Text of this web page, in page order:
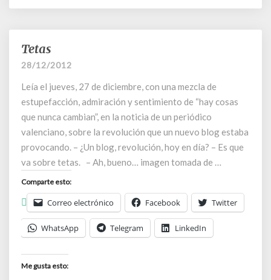
Tetas
Tetas
28/12/2012
Leía el jueves, 27 de diciembre, con una mezcla de
estupefacción, admiración y sentimiento de “hay cosas
que nunca cambian”, en la noticia de un periódico
valenciano, sobre la revolución que un nuevo blog estaba
provocando. – ¿Un blog, revolución, hoy en día? – Es que
va sobre tetas. – Ah, bueno… imagen tomada de …
Comparte esto:
Correo electrónico Facebook Twitter
WhatsApp Telegram LinkedIn
Me gusta esto: